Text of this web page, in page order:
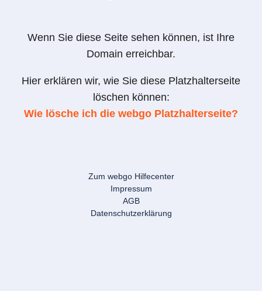
Wenn Sie diese Seite sehen können, ist Ihre
Domain erreichbar.
Hier erklären wir, wie Sie diese Platzhalterseite
löschen können:
Wie lösche ich die webgo Platzhalterseite?
Zum webgo Hilfecenter
Impressum
AGB
Datenschutzerklärung